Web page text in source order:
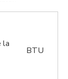
la
BTU